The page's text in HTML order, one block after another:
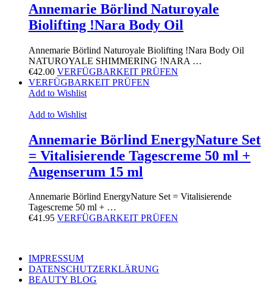
Annemarie Börlind Naturoyale
Biolifting !Nara Body Oil
Annemarie Börlind Naturoyale Biolifting !Nara Body Oil
NATUROYALE SHIMMERING !NARA …
€42.00 VERFÜGBARKEIT PRÜFEN
VERFÜGBARKEIT PRÜFEN
Add to Wishlist
Add to Wishlist
Annemarie Börlind EnergyNature Set
= Vitalisierende Tagescreme 50 ml +
Augenserum 15 ml
Annemarie Börlind EnergyNature Set = Vitalisierende
Tagescreme 50 ml + …
€41.95 VERFÜGBARKEIT PRÜFEN
IMPRESSUM
DATENSCHUTZERKLÄRUNG
BEAUTY BLOG